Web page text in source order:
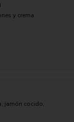
y crema
jamón cocido,